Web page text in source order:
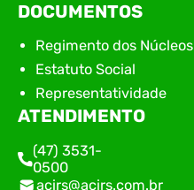
DOCUMENTOS
Regimento dos Núcleos
Estatuto Social
Representatividade
ATENDIMENTO
(47) 3531-
0500
acirs@acirs.com.br